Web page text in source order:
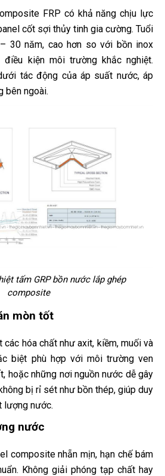
FRP có khả năng chịu lực
cốt sợi thủy tinh gia cường. Tuổi
30 năm, cao hơn so với bồn inox
kiện môi trường khắc nghiệt.
tác động của áp suất nước, áp
bên ngoài.
tấm GRP bồn nước lắp ghép
composite
mòn tốt
các hóa chất như axit, kiềm, muối và
biệt phù hợp với môi trường ven
hoặc những nơi nguồn nước dễ gây
bị rỉ sét như bồn thép, giúp duy
lượng nước.
nước
composite nhẵn mịn, hạn chế bám
Không giải phóng tạp chất hay